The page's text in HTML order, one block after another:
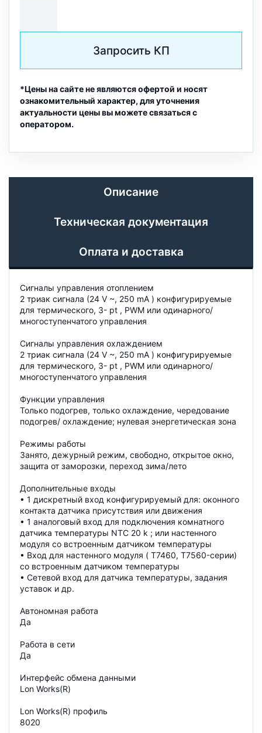
Запросить КП
*Цены на сайте не являются офертой и носят
ознакомительный характер, для уточнения
актуальности цены вы можете связаться с
оператором.
Описание
Техническая документация
Оплата и доставка
Сигналы управления отоплением
2 триак сигнала (24 V ~, 250 mA ) конфигурируемые
для термического, 3- pt , PWM или одинарного/
многоступенчатого управления
Сигналы управления охлаждением
2 триак сигнала (24 V ~, 250 mA ) конфигурируемые
для термического, 3- pt , PWM или одинарного/
многоступенчатого управления
Функции управления
Только подогрев, только охлаждение, чередование
подогрев/ охлаждение; нулевая энергетическая зона
Режимы работы
Занято, дежурный режим, свободно, открытое окно,
защита от заморозки, переход зима/лето
Дополнительные входы
• 1 дискретный вход конфигурируемый для: оконного
контакта датчика присутствия или движения
• 1 аналоговый вход для подключения комнатного
датчика температуры NTC 20 k ; или настенного
модуля со встроенным датчиком температуры
• Вход для настенного модуля ( T7460, T7560-серии)
со встроенным датчиком температуры
• Сетевой вход для датчика температуры, задания
уставок и др.
Автономная работа
Да
Работа в сети
Да
Интерфейс обмена данными
Lon Works(R)
Lon Works(R) профиль
8020